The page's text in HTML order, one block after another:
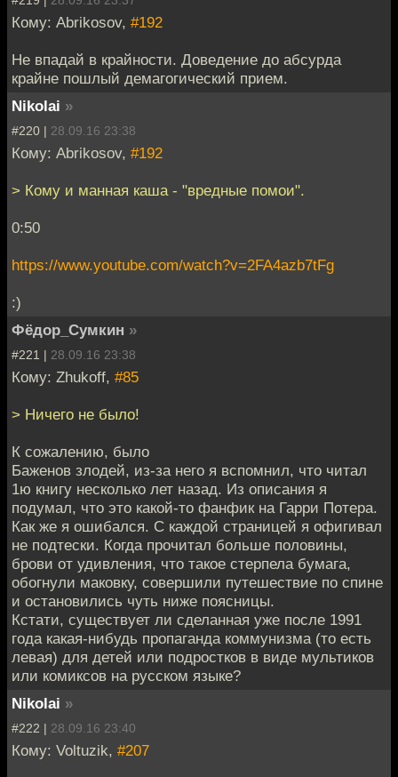
Кому: Abrikosov, #192
Не впадай в крайности. Доведение до абсурда
крайне пошлый демагогический прием.
Nikolai »
#220 | 28.09.16 23:38
Кому: Abrikosov, #192
> Кому и манная каша - "вредные помои".
0:50
https://www.youtube.com/watch?v=2FA4azb7tFg
:)
Фёдор_Сумкин »
#221 | 28.09.16 23:38
Кому: Zhukoff, #85
> Ничего не было!
К сожалению, было
Баженов злодей, из-за него я вспомнил, что читал
1ю книгу несколько лет назад. Из описания я
подумал, что это какой-то фанфик на Гарри Потера.
Как же я ошибался. С каждой страницей я офигивал
не подтески. Когда прочитал больше половины,
брови от удивления, что такое стерпела бумага,
обогнули маковку, совершили путешествие по спине
и остановились чуть ниже поясницы.
Кстати, существует ли сделанная уже после 1991
года какая-нибудь пропаганда коммунизма (то есть
левая) для детей или подростков в виде мультиков
или комиксов на русском языке?
Nikolai »
#222 | 28.09.16 23:40
Кому: Voltuzik, #207